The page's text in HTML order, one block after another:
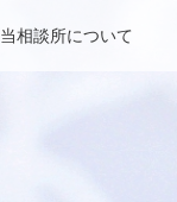
当相談所について